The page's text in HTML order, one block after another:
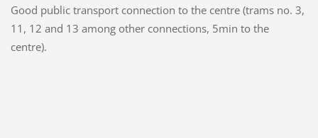
Good public transport connection to the centre (trams no. 3,
11, 12 and 13 among other connections, 5min to the
centre).